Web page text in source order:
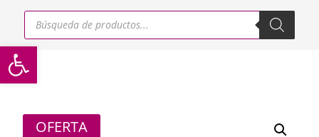
Abrir barra de herramientas
Búsqueda
productos
OFERTA